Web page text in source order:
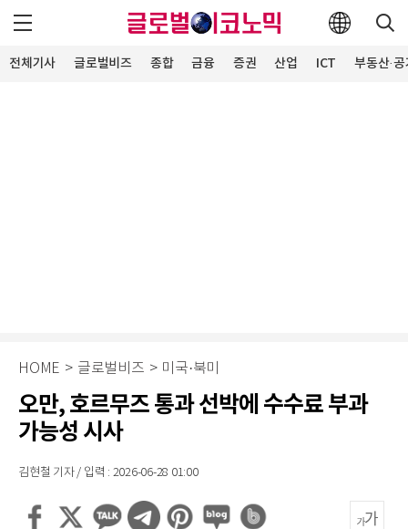
전체기사 글로벌비즈 종합 금융 증권 산업 ICT 부동산·
HOME > 글로벌비즈 > 미국·북미
오만, 호르무즈 통과 선박에 수수료 부과
가능성 시사
김현철 기자 / 입력 : 2026-06-28 01:00